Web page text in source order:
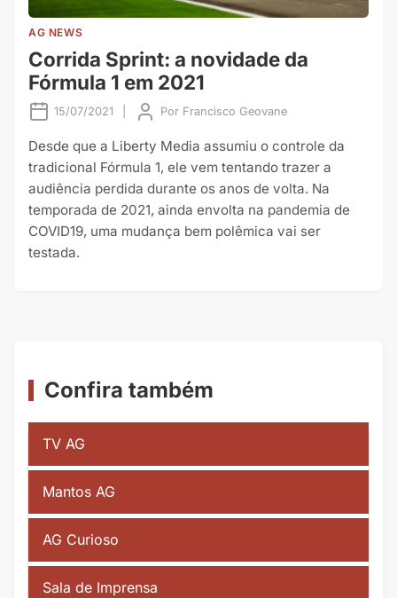
AG NEWS
Corrida Sprint: a novidade da
Fórmula 1 em 2021
15/07/2021 Por Francisco Geovane
Desde que a Liberty Media assumiu o controle da
tradicional Fórmula 1, ele vem tentando trazer a
audiência perdida durante os anos de volta. Na
temporada de 2021, ainda envolta na pandemia de
COVID19, uma mudança bem polêmica vai ser
testada.
Confira também
TV AG
Mantos AG
AG Curioso
Sala de Imprensa